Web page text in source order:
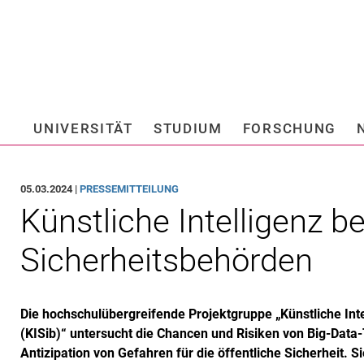
Springe direkt zu:
UNIVERSITÄT STUDIUM FORSCHUNG
05.03.2024 |PRESSEMITTEILUNG
Künstliche Intelligenz
Sicherheitsbehörden
Die hochschulübergreifende Projektgruppe „Künstliche
(KISib)“ untersucht die Chancen und Risiken von Big-
Antizipation von Gefahren für die öffentliche Sicherheit.